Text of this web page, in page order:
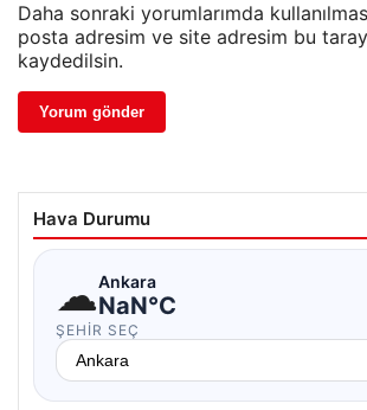
Daha sonraki yorumlarımda
posta adresim ve site adresim bu
kaydedilsin.
Hava Durumu
☁Ankara
NaN°C
ŞEHIR SEÇ